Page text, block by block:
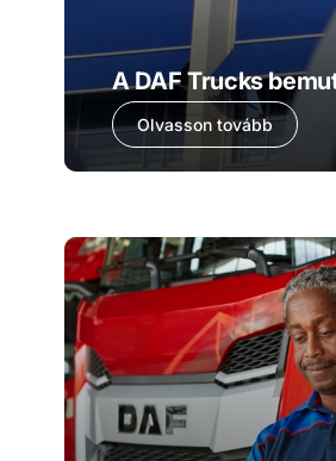
A DAF Trucks
Olvasson tovább